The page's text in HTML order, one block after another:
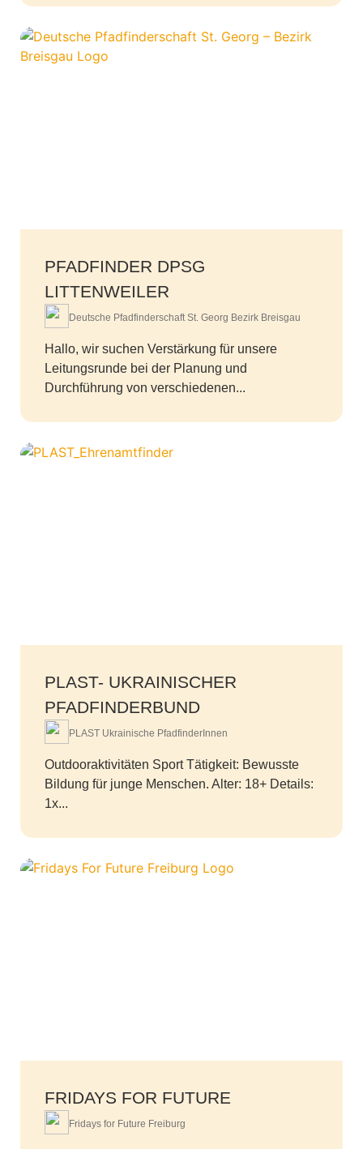
PFADFINDER DPSG
LITTENWEILER
Deutsche Pfadfinderschaft St. Georg Bezirk Breisgau
Hallo, wir suchen Verstärkung für unsere
Leitungsrunde bei der Planung und
Durchführung von verschiedenen...
PLAST- UKRAINISCHER
PFADFINDERBUND
PLAST Ukrainische PfadfinderInnen
Outdooraktivitäten Sport Tätigkeit: Bewusste
Bildung für junge Menschen. Alter: 18+ Details:
1x...
FRIDAYS FOR FUTURE
Fridays for Future Freiburg